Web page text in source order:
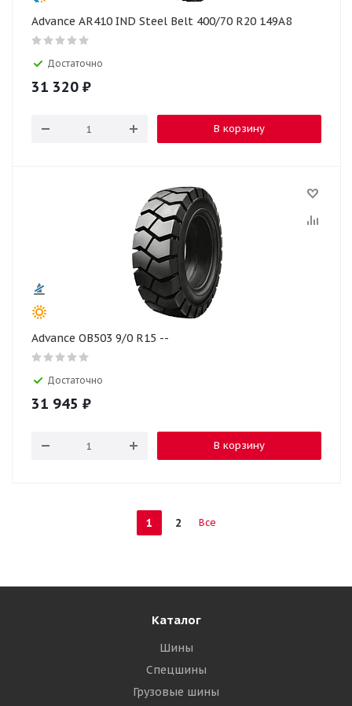
Advance AR410 IND Steel Belt 400/70 R20 149A8
Достаточно
31 320 ₽
В корзину
Advance OB503 9/0 R15 --
Достаточно
31 945 ₽
В корзину
1 2 Все
Каталог
Шины
Спецшины
Грузовые шины